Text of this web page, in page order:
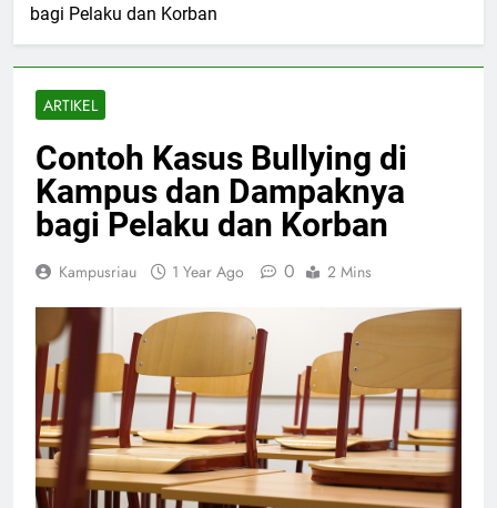
bagi Pelaku dan Korban
ARTIKEL
Contoh Kasus Bullying di
Kampus dan Dampaknya
bagi Pelaku dan Korban
Kampusriau 1 Year Ago 0 2 Mins